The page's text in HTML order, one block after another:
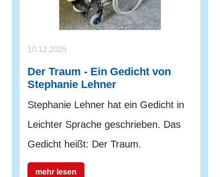
10.12.2025
Der Traum - Ein Gedicht von
Stephanie Lehner
Stephanie Lehner hat ein Gedicht in
Leichter Sprache geschrieben. Das
Gedicht heißt: Der Traum.
mehr lesen